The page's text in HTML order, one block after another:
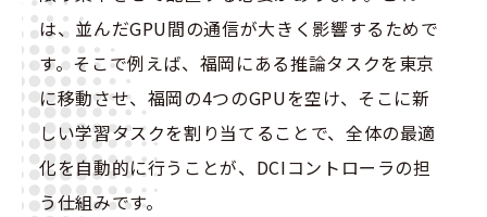
は、並んだGPU間の通信が大きく影響するためで
す。そこで例えば、福岡にある推論タスクを東京
に移動させ、福岡の4つのGPUを空け、そこに新
しい学習タスクを割り当てることで、全体の最適
化を自動的に行うことが、DCIコントローラの担
う仕組みです。